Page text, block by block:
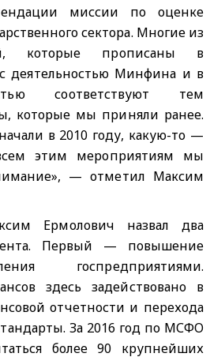
миссии по оценке
сектора. Многие из
которые прописаны в
деятельностью Минфина и в
соответствуют тем
которые мы приняли ранее.
в 2010 году, какую-то —
этим мероприятиям мы
— отметил Максим
Ермолович назвал два
Первый — повышение
госпредприятиями.
здесь задействовано в
отчетности и перехода
За 2016 год по МСФО
более 90 крупнейших